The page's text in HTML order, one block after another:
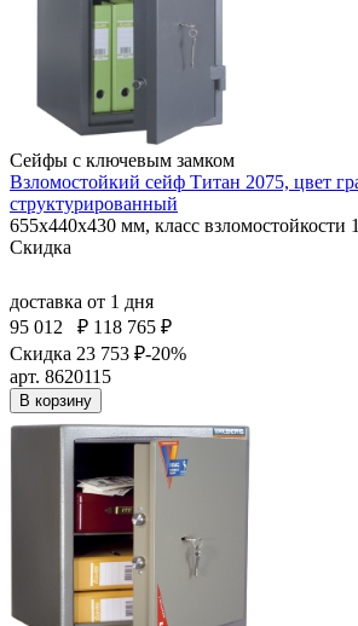
Сейфы с ключевым замком
Взломостойкий сейф Титан 2075, цвет
структурированный
655x440x430 мм, класс взломостойкости 1
Скидка
доставка от 1 дня
95 012
₽ 118 765 ₽
Скидка 23 753 ₽-20%
арт. 8620115
В корзину